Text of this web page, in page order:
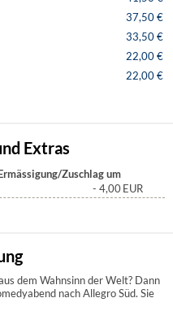
37,50 €
33,50 €
22,00 €
22,00 €
Extras
Zuschlag um
- 4,00EUR
dem Wahnsinn der Welt? Dann
nach Allegro Süd. Sie